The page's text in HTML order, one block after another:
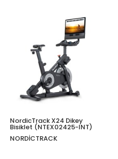
NordicTrack X24 Dikey
Bisiklet (NTEX02425-INT)
NORDICTRACK